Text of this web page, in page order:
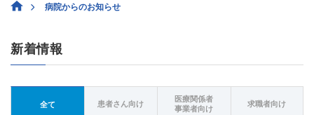
病院からのお知らせ
新着情報
全て 患者さん向け
医療関係者
事業者向け
求職者向け